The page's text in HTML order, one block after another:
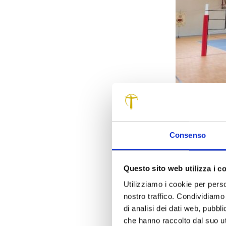
Consenso
Questo sito web utilizza i
Utilizziamo i cookie per
nostro traffico.
di analisi dei dati web,
che hanno raccolto dal suo
di Lucca ha
IlBando
destinato a
soggetti a cui